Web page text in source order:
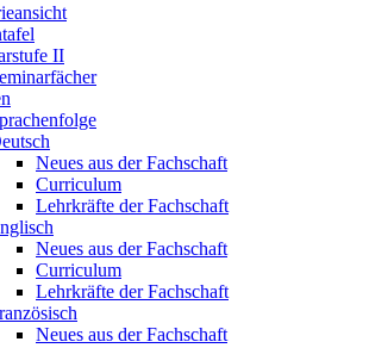
II
Neues aus der Fachschaft
Curriculum
Lehrkräfte der Fachschaft
Neues aus der Fachschaft
Curriculum
Lehrkräfte der Fachschaft
Neues aus der Fachschaft